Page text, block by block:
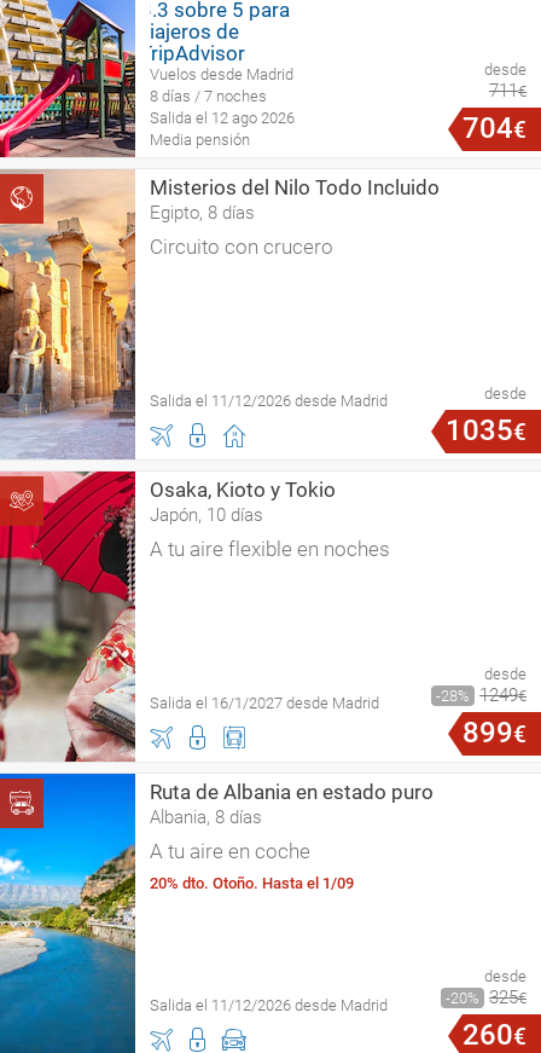
Vuelos desde Madrid
8 días / 7 noches
Salida el 12 ago 2026
Media pensión
desde
711€
704€
Misterios del Nilo Todo Incluido
Egipto, 8 días
Circuito con crucero
Salida el 11/12/2026 desde Madrid desde
1035€
Osaka, Kioto y Tokio
Japón, 10 días
A tu aire flexible en noches
Salida el 16/1/2027 desde Madrid
desde
28
1249€
899€
Ruta de Albania en estado puro
Albania, 8 días
A tu aire en coche
20% dto. Otoño. Hasta el 1/09
Salida el 11/12/2026 desde Madrid
desde
20
325€
260€